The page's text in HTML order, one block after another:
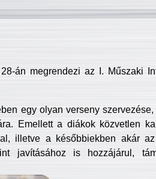
án megrendezi az I. Műszaki
egy olyan verseny
Emellett a diákok közvetlen
illetve a későbbiekben akár
javításához is hozzájárul,